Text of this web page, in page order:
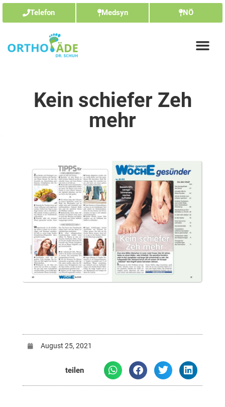
Telefon Medsyn NÖ
Kein schiefer Zeh
mehr
August 25, 2021
teilen